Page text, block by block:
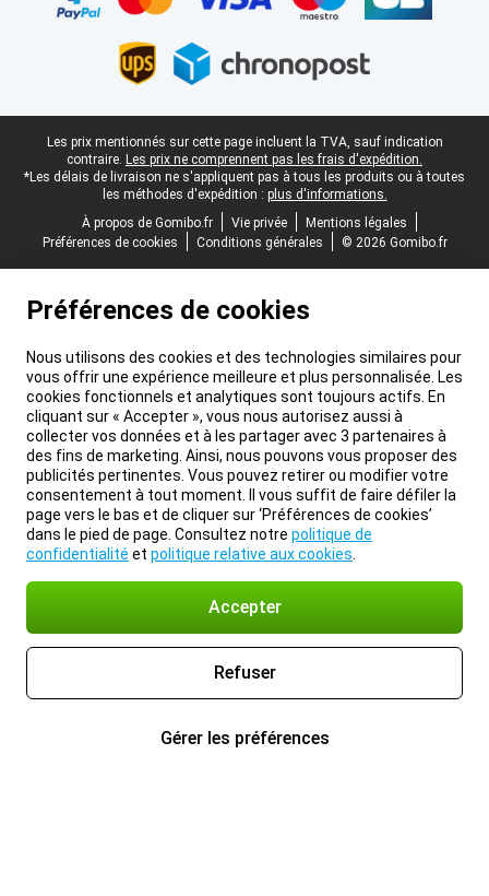
Pied-de-page légal
Les prix mentionnés sur cette page incluent la TVA, sauf indication
contraire. Les prix ne comprennent pas les frais d'expédition.
*Les délais de livraison ne s'appliquent pas à tous les produits ou à toutes
les méthodes d'expédition : plus d'informations.
À propos de Gomibo.fr
Vie privée
Mentions légales
Préférences de cookies
Conditions générales © 2026 Gomibo.fr
Préférences de cookies
Nous utilisons des cookies et des technologies similaires pour
vous offrir une expérience meilleure et plus personnalisée. Les
cookies fonctionnels et analytiques sont toujours actifs. En
cliquant sur « Accepter », vous nous autorisez aussi à
collecter vos données et à les partager avec 3 partenaires à
des fins de marketing. Ainsi, nous pouvons vous proposer des
publicités pertinentes. Vous pouvez retirer ou modifier votre
consentement à tout moment. Il vous suffit de faire défiler la
page vers le bas et de cliquer sur ‘Préférences de cookies’
dans le pied de page. Consultez notre politique de
confidentialité et politique relative aux cookies
Accepter
Refuser
Gérer les préférences